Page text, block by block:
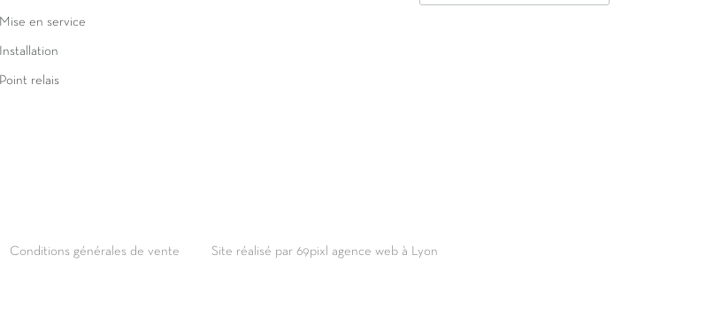
Mise en service
Installation
Point relais
Conditions générales de vente Site réalisé par 69pixl agence web à Lyon